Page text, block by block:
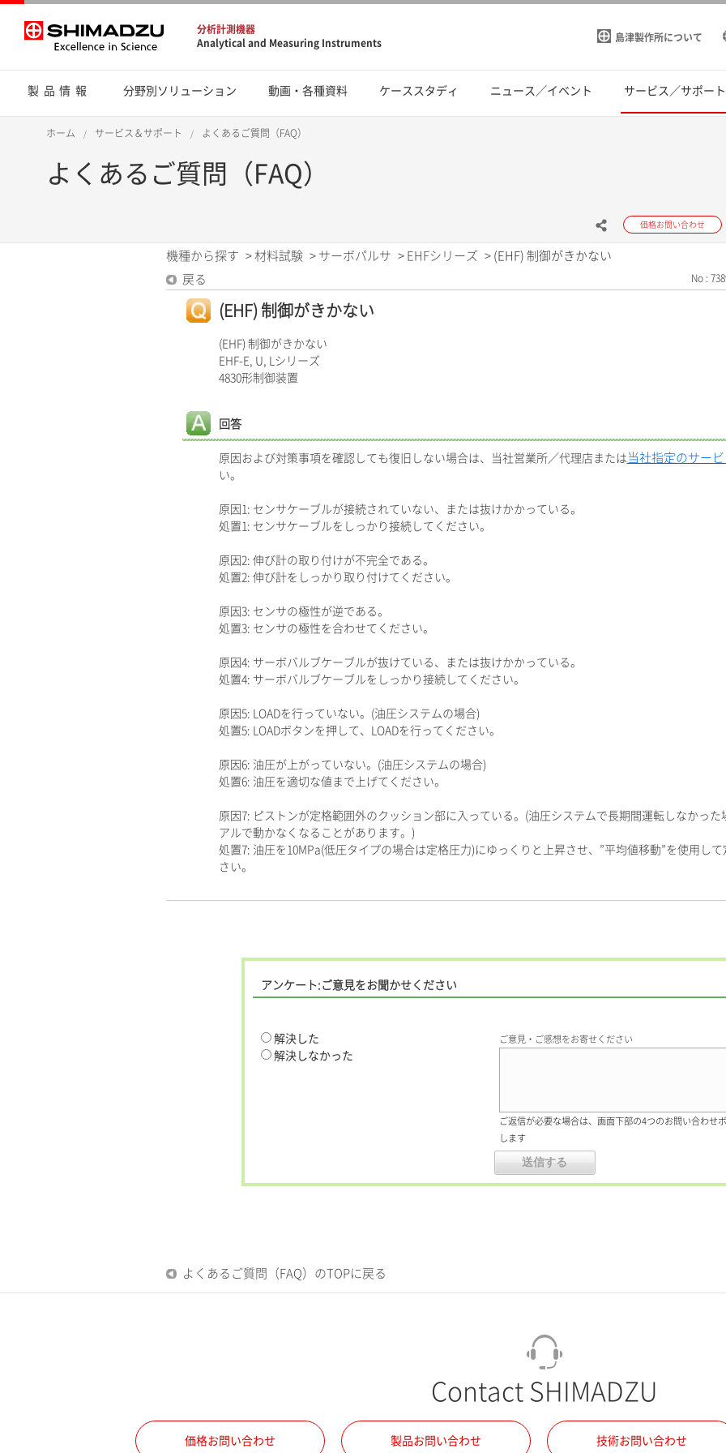
分析計測機器
Analytical and Measuring Instruments
島津製作所について
製品情報 分野別ソリューション 動画・各種資料 ケーススタディ ニュース／イベント サービス／サポート
ホーム サービス＆サポート よくあるご質問（FAQ）
よくあるご質問（FAQ）
価格お問い合わせ
機種から探す > 材料試験 > サーボパルサ > EHFシリーズ > (EHF) 制御がきかない
戻る
No :
(EHF) 制御がきかない
(EHF) 制御がきかない
EHF-E, U, Lシリーズ
4830形制御装置
回答
原因および対策事項を確認しても復旧しない場合は、当社営業所／代理店または 当社指定のサー
い。
原因1: センサケーブルが接続されていない、または抜けかかっている。
処置1: センサケーブルをしっかり接続してください。
原因2: 伸び計の取り付けが不完全である。
処置2: 伸び計をしっかり取り付けてください。
原因3: センサの極性が逆である。
処置3: センサの極性を合わせてください。
原因4: サーボバルブケーブルが抜けている、または抜けかかっている。
処置4: サーボバルブケーブルをしっかり接続してください。
原因5: LOADを行っていない。(油圧システムの場合)
処置5: LOADボタンを押して、LOADを行ってください。
原因6: 油圧が上がっていない。(油圧システムの場合)
処置6: 油圧を適切な値まで上げてください。
原因7: ピストンが定格範囲外のクッション部に入っている。(油圧システムで長期間運転しなかった
アルで動かなくなることがあります。)
処置7: 油圧を10MPa(低圧タイプの場合は定格圧力)にゆっくりと上昇させ、”平均値移動”を使用し
さい。
アンケート:ご意見をお聞かせください
解決した
解決しなかった
ご意見・ご感想をお寄せください
ご返信が必要な場合は、画面下部の4つのお問い合わせ
します
よくあるご質問（FAQ）のTOPに戻る
Contact SHIMADZU
価格お問い合わせ 製品お問い合わせ 技術お問い合わせ